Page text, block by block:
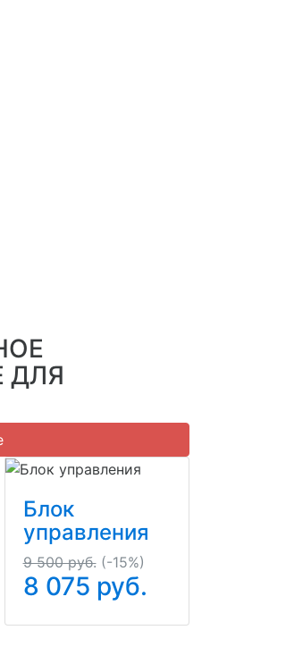
ДЛЯ
Блок
управления
9 500 руб.(-15%)
8 075 руб.